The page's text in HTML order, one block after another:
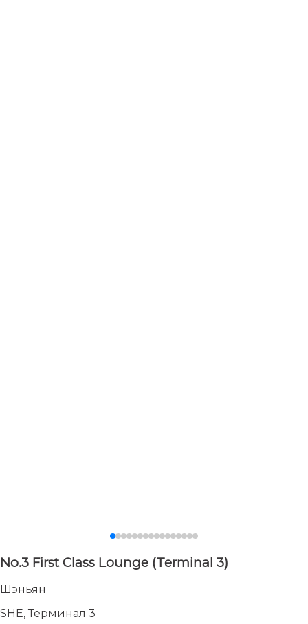
No.3 First Class Lounge (Terminal 3)
Шэньян
SHE, Терминал 3